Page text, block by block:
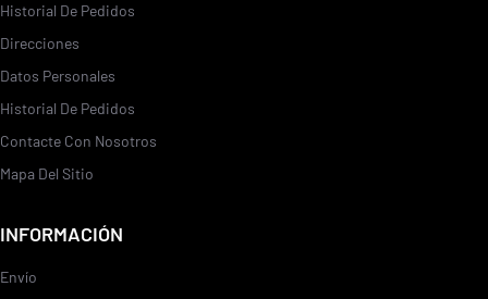
Historial De Pedidos
Direcciones
Datos Personales
Historial De Pedidos
Contacte Con Nosotros
Mapa Del Sitio
INFORMACIÓN
Envío